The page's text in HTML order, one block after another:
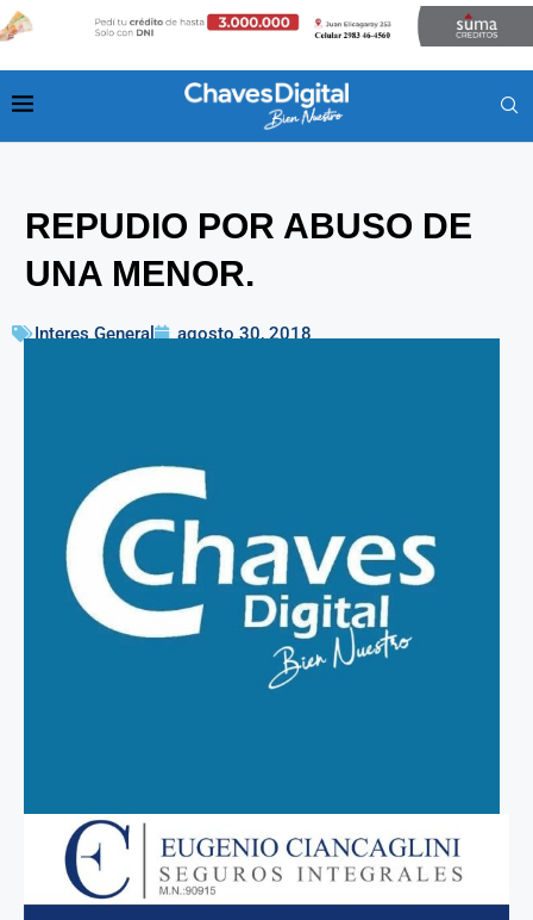
REPUDIO POR ABUSO DE
UNA MENOR.
Interes General agosto 30, 2018